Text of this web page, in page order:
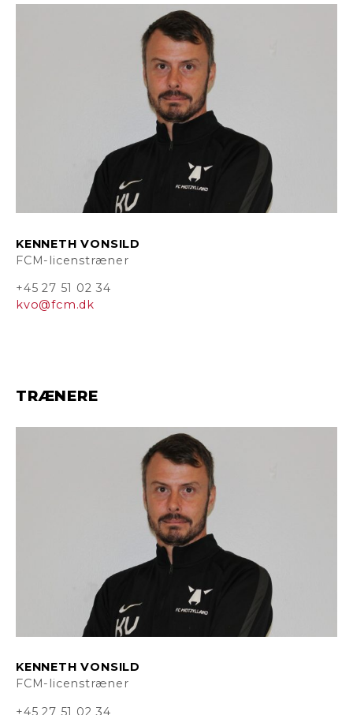
KENNETH VONSILD
FCM-licenstræner
+45 27 51 02 34
kvo@fcm.dk
TRÆNERE
KENNETH VONSILD
FCM-licenstræner
+45 27 51 02 34